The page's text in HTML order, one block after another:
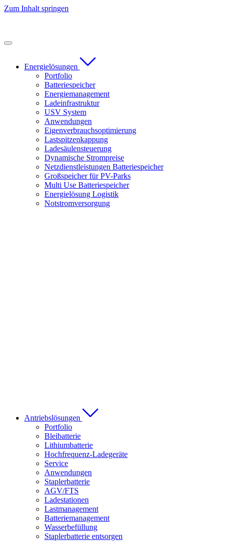
Zum Inhalt springen
Energielösungen
Portfolio
Batteriespeicher
Energiemanagement
Ladeinfrastruktur
USV System
Anwendungen
Eigenverbrauchsoptimierung
Lastspitzenkappung
Ladesäulensteuerung
Dynamische Strompreise
Netzdienstleistungen Batteriespeicher
Großspeicher für PV-Parks
Multi Use Batteriespeicher
Energielösung Logistik
Notstromversorgung
Antriebslösungen
Portfolio
Bleibatterie
Lithiumbatterie
Hochfrequenz-Ladegeräte
Service
Anwendungen
Staplerbatterie
AGV/FTS
Ladestationen
Lastmanagement
Batteriemanagement
Wasserbefüllung
Staplerbatterie entsorgen